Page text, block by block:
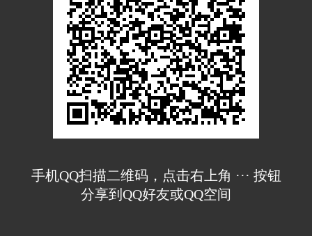
手机QQ扫描二维码，点击右上角 ··· 按钮
分享到QQ好友或QQ空间